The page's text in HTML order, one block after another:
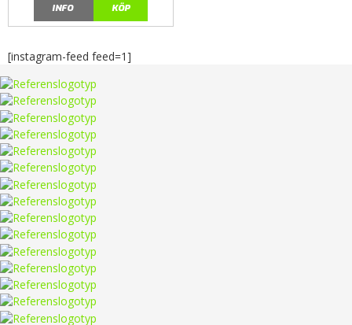
INFO
KÖP
[instagram-feed feed=1]